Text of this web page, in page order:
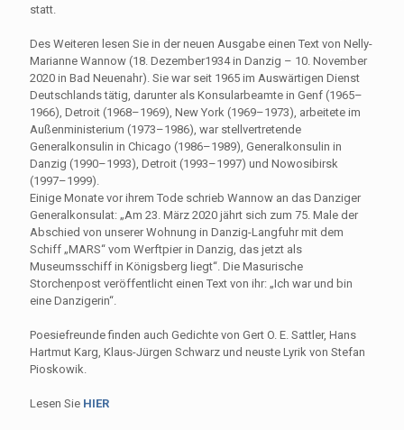
statt.
Des Weiteren lesen Sie in der neuen Ausgabe einen Text von Nelly-
Marianne Wannow (18. Dezember1934 in Danzig – 10. November
2020 in Bad Neuenahr). Sie war seit 1965 im Auswärtigen Dienst
Deutschlands tätig, darunter als Konsularbeamte in Genf (1965–
1966), Detroit (1968–1969), New York (1969–1973), arbeitete im
Außenministerium (1973–1986), war stellvertretende
Generalkonsulin in Chicago (1986–1989), Generalkonsulin in
Danzig (1990–1993), Detroit (1993–1997) und Nowosibirsk
(1997–1999).
Einige Monate vor ihrem Tode schrieb Wannow an das Danziger
Generalkonsulat: „Am 23. März 2020 jährt sich zum 75. Male der
Abschied von unserer Wohnung in Danzig-Langfuhr mit dem
Schiff „MARS“ vom Werftpier in Danzig, das jetzt als
Museumsschiff in Königsberg liegt“. Die Masurische
Storchenpost veröffentlicht einen Text von ihr: „Ich war und bin
eine Danzigerin“.
Poesiefreunde finden auch Gedichte von Gert O. E. Sattler, Hans
Hartmut Karg, Klaus-Jürgen Schwarz und neuste Lyrik von Stefan
Pioskowik.
Lesen Sie HIER